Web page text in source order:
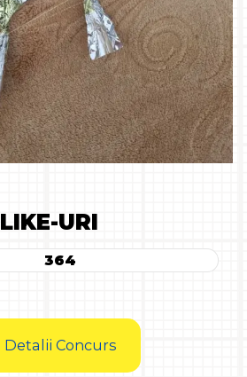
LIKE-URI
364
Detalii Concurs